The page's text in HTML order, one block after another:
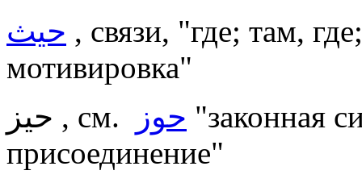
حيث , связи, "где; там,
мотивировка"
حيز , см.
حوز "законная
присоединение"